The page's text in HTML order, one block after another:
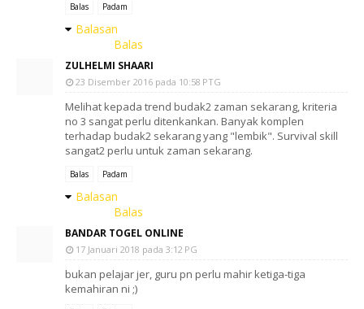
Balas Padam
Balasan
Balas
ZULHELMI SHAARI
23 Disember 2016 pada 10:58 PTG
Melihat kepada trend budak2 zaman sekarang, kriteria
no 3 sangat perlu ditenkankan. Banyak komplen
terhadap budak2 sekarang yang "lembik". Survival skill
sangat2 perlu untuk zaman sekarang.
Balas Padam
Balasan
Balas
BANDAR TOGEL ONLINE
17 Januari 2018 pada 3:12 PG
bukan pelajar jer, guru pn perlu mahir ketiga-tiga
kemahiran ni ;)